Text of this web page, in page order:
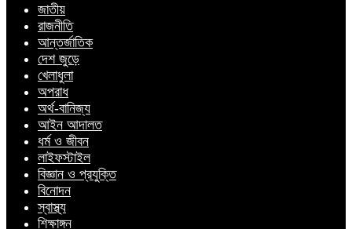
জাতীয়
রাজনীতি
আন্তর্জাতিক
দেশ জুড়ে
খেলাধুলা
অপরাধ
অর্থ-বানিজ্য
আইন আদালত
ধর্ম ও জীবন
লাইফস্টাইল
বিজ্ঞান ও প্রযুক্তি
বিনোদন
স্বাস্থ্য
শিক্ষাঙ্গন